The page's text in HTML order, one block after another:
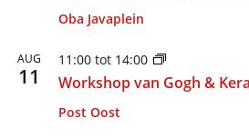
Oba Javaplein
AUG
11
11:00 tot 14:00
Workshop van Gogh &
Post Oost